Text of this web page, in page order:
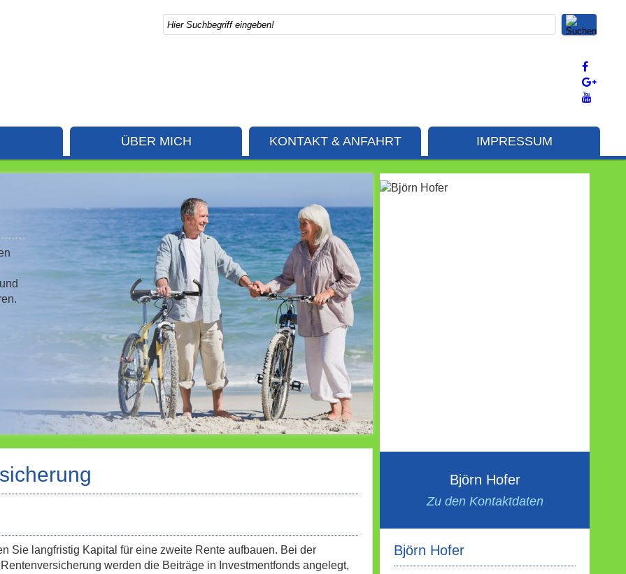
ÜBER MICH KONTAKT & ANFAHRT IMPRESSUM
Björn Hofer
Zu den Kontaktdaten
Björn Hofer
Sie langfristig Kapital für eine zweite Rente aufbauen. Bei der
werden die Beiträge in Investmentfonds angelegt,